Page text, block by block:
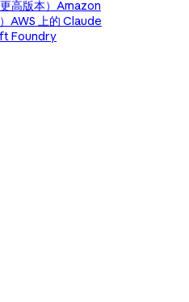
高版本） Amazon
AWS 上的 Claude
Foundry